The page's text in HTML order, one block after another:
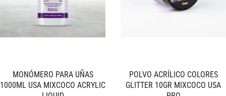
MONÓMERO PARA UÑAS
1000ML USA MIXCOCO ACRYLIC
POLVO ACRÍLICO COLORES
GLITTER 10GR MIXCOCO USA